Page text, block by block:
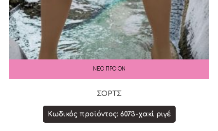
ΝΕΟ ΠΡΟΙΟΝ
ΣΟΡΤΣ
Κωδικός προϊόντος: 6073-χακί ριγέ